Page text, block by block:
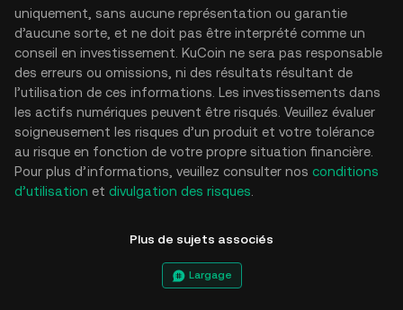
uniquement, sans aucune représentation ou garantie
d’aucune sorte, et ne doit pas être interprété comme un
conseil en investissement. KuCoin ne sera pas responsable
des erreurs ou omissions, ni des résultats résultant de
l’utilisation de ces informations. Les investissements dans
les actifs numériques peuvent être risqués. Veuillez évaluer
soigneusement les risques d’un produit et votre tolérance
au risque en fonction de votre propre situation financière.
Pour plus d’informations, veuillez consulter nos conditions
d’utilisation et divulgation des risques
Plus de sujets associés
Largage